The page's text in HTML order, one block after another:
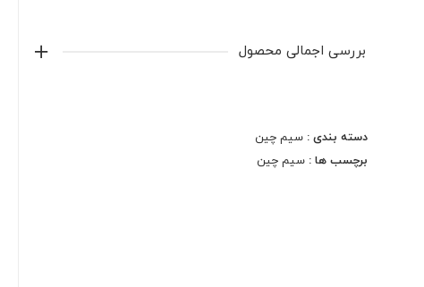
بررسی اجمالی محصول
دسته بندی : سیم چین
برچسب ها : سیم چین